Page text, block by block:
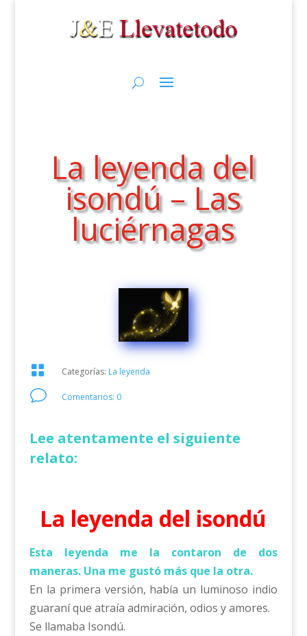
La leyenda del
isondú – Las
luciérnagas
 Categorías: La leyenda
v Comentarios: 0
Lee atentamente el siguiente
relato:
La leyenda del isondú
Esta leyenda me la contaron de dos
maneras. Una me gustó más que la otra.
En la primera versión, había un luminoso indio
guaraní que atraía admiración, odios y amores.
Se llamaba Isondú.